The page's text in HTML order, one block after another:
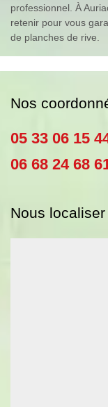
professionnel. À
retenir pour vous
de planches de rive.
Nos
05 33 06 15
06 68 24 68
Nous localiser